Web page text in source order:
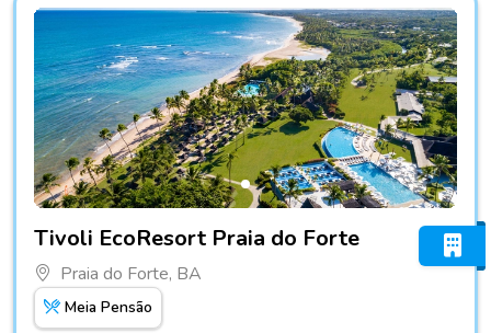
Tivoli EcoResort Praia do Forte
Praia do Forte, BA
Meia Pensão